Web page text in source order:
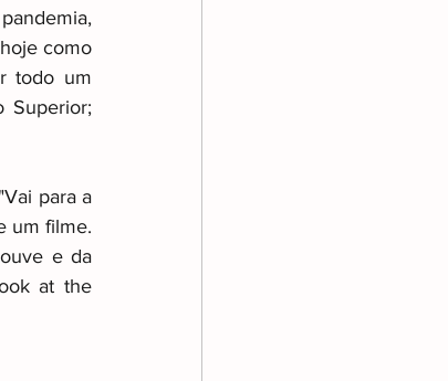
como
todo um
Superior;
para a
um filme.
e da
at the